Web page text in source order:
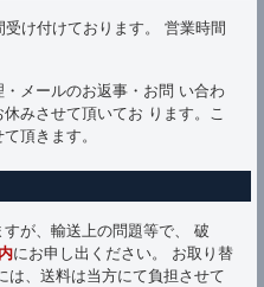
け付けております。 営業時間
メールのお返事・お問 い合わ
みさせて頂いてお ります。こ
頂きます。
が、輸送上の問題等で、 破
にお申し出ください。 お取り替
は、送料は当方にて負担させて